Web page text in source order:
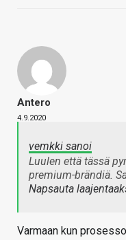
Antero
4.9.2020
vemkki sanoi
Luulen että tässä
premium-brändiä.
Napsauta
Varmaan kun